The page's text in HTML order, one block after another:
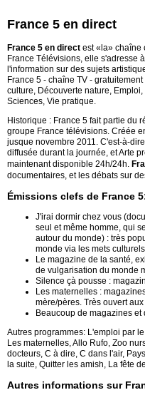
France 5 en direct
France 5 en direct est «la» chaîne
France Télévisions, elle s'adresse
l'information sur des sujets
France 5 - chaîne TV -
culture, Découverte nature,
Sciences, Vie pratique.
Historique : France 5 fait partie du
groupe France télévisions. Créée
jusque novembre 2011. C'est-à-
diffusée durant la journée, et Arte
maintenant disponible 24h/24h.
documentaires, et les débats sur
Émissions clefs de France
J'irai dormir chez vous
seul et même homme, qui
autour du monde) : très
monde via les mets
Le magazine de la santé,
de vulgarisation du monde
Silence çà pousse :
Les maternelles :
mère/pères. Très ouvert
Beaucoup de magazines
Autres programmes: L'emploi par
Les maternelles, Allo Rufo, Zoo
docteurs, C à dire, C dans l'air,
la suite, Quitter les amish, La fête
Autres informations sur